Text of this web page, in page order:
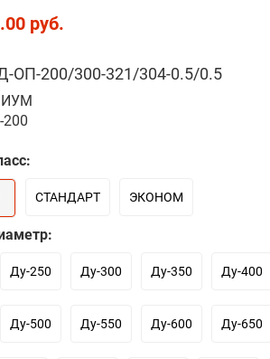
руб.
ОП-200/300-321/304-0.5/0.5
СТАНДАРТ ЭКОНОМ
Ду-250 Ду-300 Ду-350 Ду-400
Ду-500 Ду-550 Ду-600 Ду-650